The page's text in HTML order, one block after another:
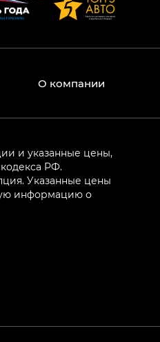
О компании
и указанные цены,
РФ.
Указанные цены
информацию о